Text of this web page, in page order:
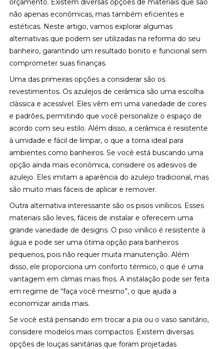
orçamento. Existem diversas opções de materiais que são
não apenas econômicas, mas também eficientes e
estéticas. Neste artigo, vamos explorar algumas
alternativas que podem ser utilizadas na reforma do seu
banheiro, garantindo um resultado bonito e funcional sem
comprometer suas finanças.
Uma das primeiras opções a considerar são os
revestimentos. Os azulejos de cerâmica são uma escolha
clássica e acessível. Eles vêm em uma variedade de cores
e padrões, permitindo que você personalize o espaço de
acordo com seu estilo. Além disso, a cerâmica é resistente
à umidade e fácil de limpar, o que a torna ideal para
ambientes como banheiros. Se você está buscando uma
opção ainda mais econômica, considere os adesivos de
azulejo. Eles imitam a aparência do azulejo tradicional, mas
são muito mais fáceis de aplicar e remover.
Outra alternativa interessante são os pisos vinílicos. Esses
materiais são leves, fáceis de instalar e oferecem uma
grande variedade de designs. O piso vinílico é resistente à
água e pode ser uma ótima opção para banheiros
pequenos, pois não requer muita manutenção. Além
disso, ele proporciona um conforto térmico, o que é uma
vantagem em climas mais frios. A instalação pode ser feita
em regime de “faça você mesmo”, o que ajuda a
economizar ainda mais.
Se você está pensando em trocar a pia ou o vaso sanitário,
considere modelos mais compactos. Existem diversas
opções de louças sanitárias que foram projetadas